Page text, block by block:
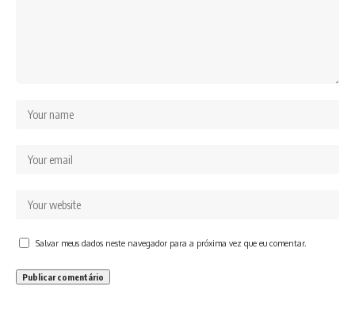
Salvar meus dados neste navegador para a próxima vez que eu comentar.